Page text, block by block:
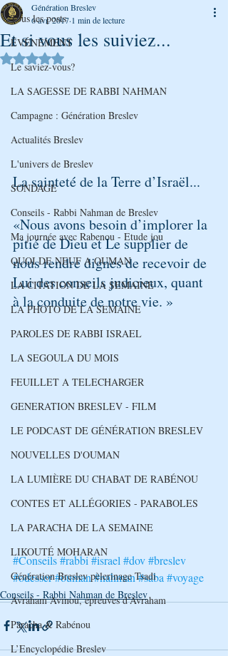
Tous les posts
ÉVÉNEMENT
Le saviez-vous?
LA SAGESSE DE RABBI NAHMAN
Campagne : Génération Breslev
Actualités Breslev
L'univers de Breslev
SONDAGE
Conseils - Rabbi Nahman de Breslev
Ma journée avec Rabenou - Etude jou
QUOI DE NEUF A OUMAN
LA CITATION DE LA SEMAINE
LA PHOTO DE LA SEMAINE
PAROLES DE RABBI ISRAEL
LA SEGOULA DU MOIS
FEUILLET A TELECHARGER
GENERATION BRESLEV - FILM
LE PODCAST DE GÉNÉRATION BRESLEV
NOUVELLES D'OUMAN
LA LUMIÈRE DU CHABAT DE RABÉNOU
CONTES ET ALLÉGORIES - PARABOLES
LA PARACHA DE LA SEMAINE
LIKOUTÉ MOHARAN
Génération Breslev pèlerinage Tsadi
Avraham Avinou, épreuves d’Avraham
Paracha & Rabénou
L’Encyclopédie Breslev
Et si vous les suiviez...
Génération Breslev
6 avr. 2017 1 min de lecture
Noté NaN étoiles sur 5.
La sainteté de la Terre d’Israël...
«Nous avons besoin d’implorer la
pitié de Dieu et Le supplier de
nous rendre dignes de recevoir de
Lui des conseils judicieux, quant
à la conduite de notre vie. »
#Conseils#rabbi#israel #dov#breslev
#odesser#ouman#nahman#saba #voyage
Conseils - Rabbi Nahman de Breslev